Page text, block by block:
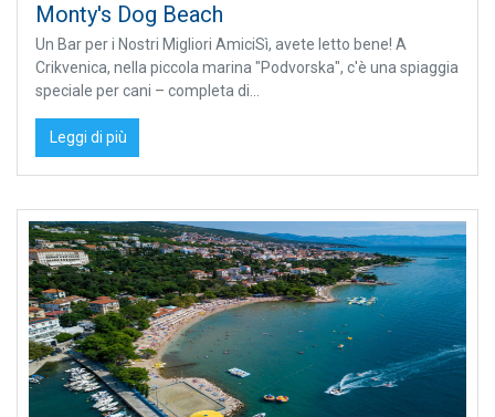
Monty's Dog Beach
Un Bar per i Nostri Migliori AmiciSì, avete letto bene! A
Crikvenica, nella piccola marina "Podvorska", c'è una spiaggia
speciale per cani – completa di...
Leggi di più